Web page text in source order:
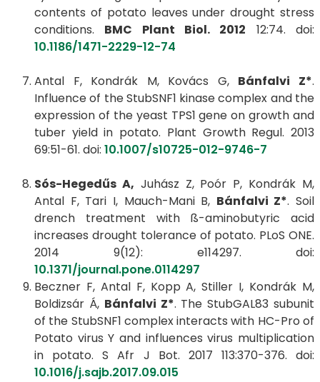
contents of potato leaves under drought stress
conditions. BMC Plant Biol. 2012 12:74. doi:
10.1186/1471-2229-12-74
Antal F, Kondrák M, Kovács G, Bánfalvi Z*.
Influence of the StubSNF1 kinase complex and the
expression of the yeast TPS1 gene on growth and
tuber yield in potato. Plant Growth Regul. 2013
69:51-61. doi: 10.1007/s10725-012-9746-7
Sós-Hegedűs A, Juhász Z, Poór P, Kondrák M,
Antal F, Tari I, Mauch-Mani B, Bánfalvi Z*. Soil
drench treatment with ß-aminobutyric acid
increases drought tolerance of potato. PLoS ONE.
2014 9(12): e114297. doi:
10.1371/journal.pone.0114297
Beczner F, Antal F, Kopp A, Stiller I, Kondrák M,
Boldizsár Á, Bánfalvi Z*. The StubGAL83 subunit
of the StubSNF1 complex interacts with HC-Pro of
Potato virus Y and influences virus multiplication
in potato. S Afr J Bot. 2017 113:370-376. doi:
10.1016/j.sajb.2017.09.015